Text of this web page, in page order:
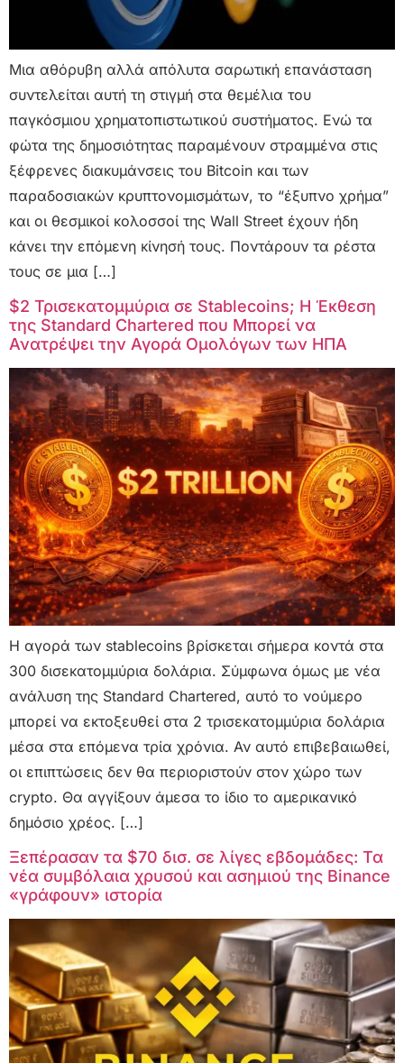
Μια αθόρυβη αλλά απόλυτα σαρωτική επανάσταση
συντελείται αυτή τη στιγμή στα θεμέλια του
παγκόσμιου χρηματοπιστωτικού συστήματος. Ενώ τα
φώτα της δημοσιότητας παραμένουν στραμμένα στις
ξέφρενες διακυμάνσεις του Bitcoin και των
παραδοσιακών κρυπτονομισμάτων, το “έξυπνο χρήμα”
και οι θεσμικοί κολοσσοί της Wall Street έχουν ήδη
κάνει την επόμενη κίνησή τους. Ποντάρουν τα ρέστα
τους σε μια […]
$2 Τρισεκατομμύρια σε Stablecoins; Η Έκθεση
της Standard Chartered που Μπορεί να
Ανατρέψει την Αγορά Ομολόγων των ΗΠΑ
Η αγορά των stablecoins βρίσκεται σήμερα κοντά στα
300 δισεκατομμύρια δολάρια. Σύμφωνα όμως με νέα
ανάλυση της Standard Chartered, αυτό το νούμερο
μπορεί να εκτοξευθεί στα 2 τρισεκατομμύρια δολάρια
μέσα στα επόμενα τρία χρόνια. Αν αυτό επιβεβαιωθεί,
οι επιπτώσεις δεν θα περιοριστούν στον χώρο των
crypto. Θα αγγίξουν άμεσα το ίδιο το αμερικανικό
δημόσιο χρέος. […]
Ξεπέρασαν τα $70 δισ. σε λίγες εβδομάδες: Τα
νέα συμβόλαια χρυσού και ασημιού της Binance
«γράφουν» ιστορία